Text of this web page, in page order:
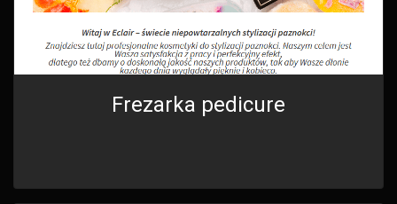
Frezarka pedicure